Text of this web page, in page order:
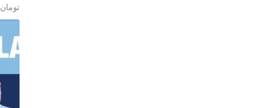
تومان